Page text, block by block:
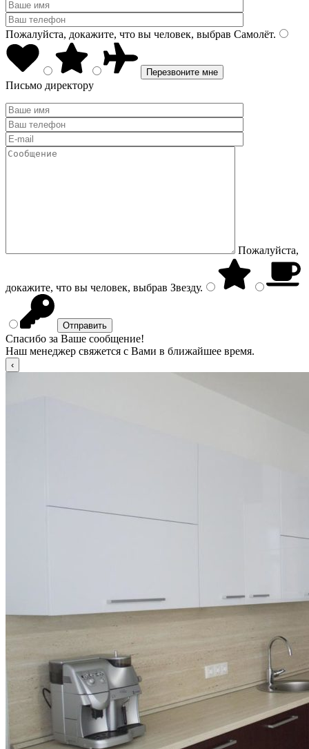
Пожалуйста, докажите, что вы человек, выбрав Самолёт.
Письмо директору
Пожалуйста,
докажите, что вы человек, выбрав Звезду.
Спасибо за Ваше сообщение!
Наш менеджер свяжется с Вами в ближайшее время.